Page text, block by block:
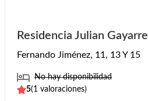
Residencia Julian Gayarre
Fernando Jiménez, 11, 13 Y 15
No hay disponibilidad
5(1 valoraciones)